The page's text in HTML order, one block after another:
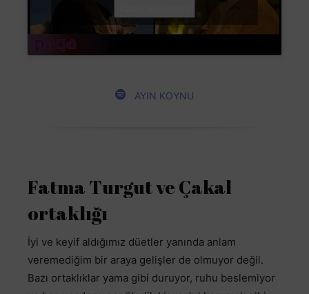
AYIN KOYNU
Fatma Turgut ve Çakal
ortaklığı
İyi ve keyif aldığımız düetler yanında anlam
veremediğim bir araya gelişler de olmuyor değil.
Bazı ortaklıklar yama gibi duruyor, ruhu beslemiyor